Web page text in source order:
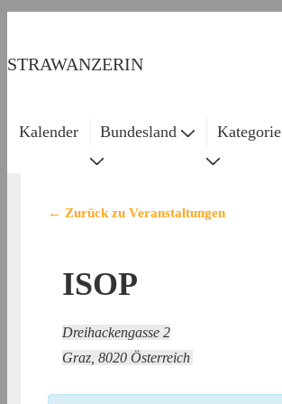
Inhalt
STRAWANZERIN
Kalender Bundesland Kategorie
← Zurück zu Veranstaltungen
ISOP
Dreihackengasse 2
Graz 8020 Österreich